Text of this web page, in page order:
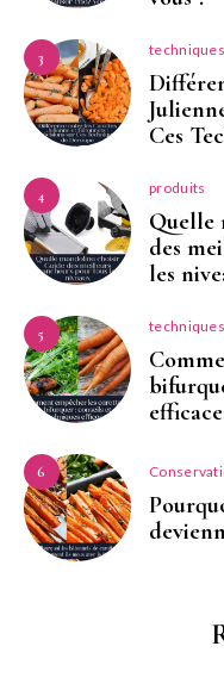
3 techniques
Ces
4 produits
Quelle
des
les
5 techniques
6